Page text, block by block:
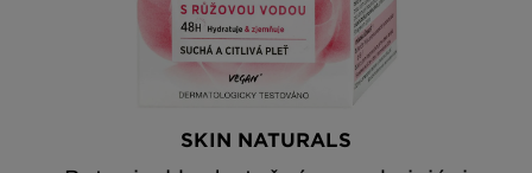
SKIN NATURALS